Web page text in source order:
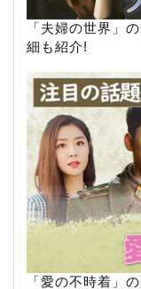
「夫婦の世界」
細も紹介!
「愛の不時着」